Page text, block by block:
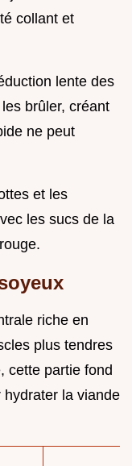
collant et
lente des
brûler, créant
ne peut
et les
les sucs de la
riche en
plus tendres
cette partie fond
hydrater la viande